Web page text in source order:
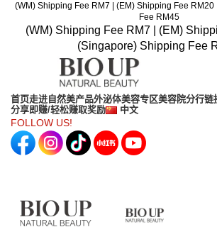
(WM) Shipping Fee RM7 | (EM) Shipping Fee
Fee RM45
(WM) Shipping Fee RM7 | (EM)
(Singapore) Shipping Fee
首页走进自然美产品外泌体美容专区美容院分行链
分享即赚/轻松赚取奖励
中文
FOLLOW US!